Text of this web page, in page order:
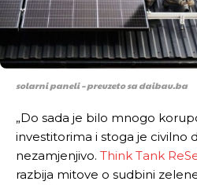
solarni paneli – preuzeto sa daibau.ba
„Do sada je bilo mnogo
investitorima i stoga je civilno
nezamjenjivo. Think Tank
razbija mitove o sudbini